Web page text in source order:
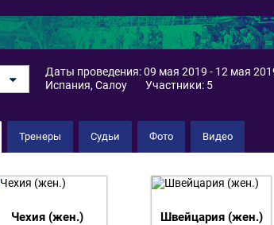
Даты проведения: 09 мая 2019 - 12 мая
Испания, Салоу
Участники: 5
Тренеры Судьи Фото Видео
турнир.
Чехия (жен.) Швейцария (жен.)